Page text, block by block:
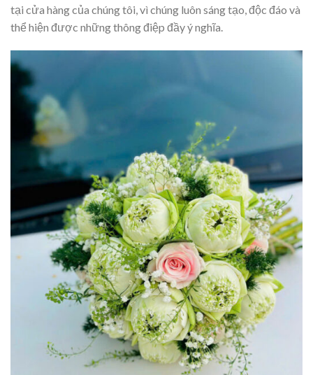
tại cửa hàng của chúng tôi, vì chúng luôn sáng tạo, độc đáo và
thể hiện được những thông điệp đầy ý nghĩa.